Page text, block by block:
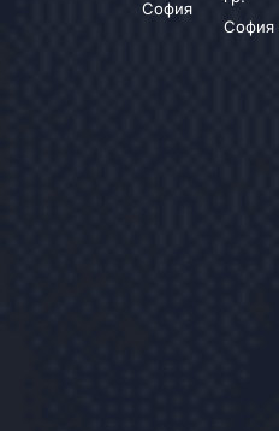
София
София